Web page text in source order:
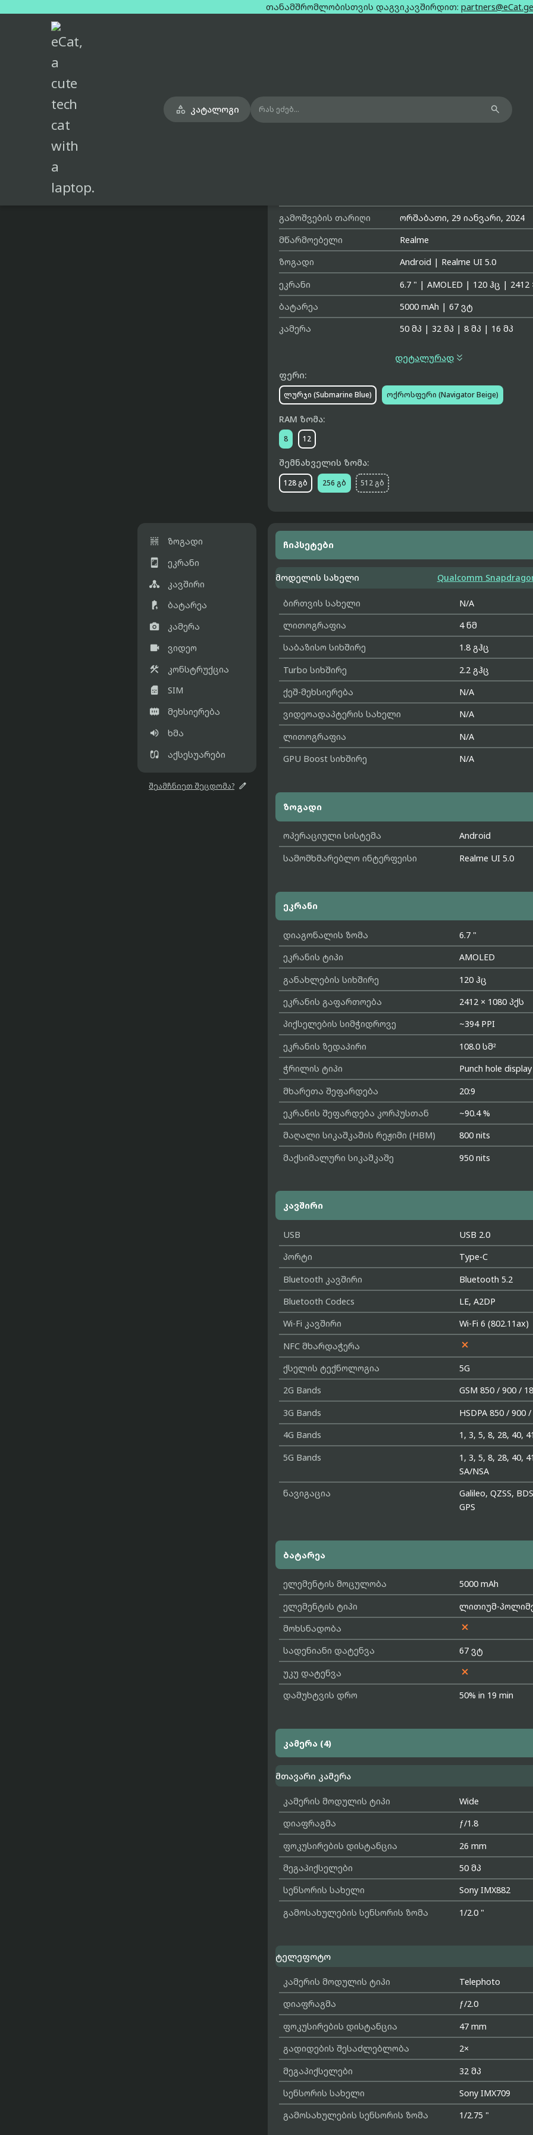
თანამშრომლობისთვის დაგვიკავშირდით: partners@eCat.ge
 კატალოგი 
მთავარი
 
გამოშვების თარიღი
ორშაბათი, 29 იანვარი, 2024
მწარმოებელი
Realme
ზოგადი
Android | Realme UI 5.0
ეკრანი
6.7 " |AMOLED | 120 ჰც | 2412
ბატარეა
5000 mAh |67 ვტ
კამერა
50 მპ |32 მპ |8 მპ | 16 მპ
დეტალურად
ფერი:
ლურჯი (Submarine Blue) ოქროსფერი (Navigator Beige)
RAM ზომა:
8 12
შემნახველის ზომა:
128 გბ 256 გბ 512 გბ
 ზოგადი
 ეკრანი
 კავშირი
 ბატარეა
 კამერა
 ვიდეო
 კონსტრუქცია
 SIM
 მეხსიერება
 ხმა
 აქსესუარები
შეამჩნიეთ შეცდომა? 
ჩიპსეტები
მოდელის სახელი Qualcomm
ბირთვის სახელი
N/A
ლითოგრაფია
4 ნმ
საბაზისო სიხშირე
1.8 გჰც
Turbo სიხშირე
2.2 გჰც
ქეშ-მეხსიერება
N/A
ვიდეოადაპტერის სახელი
N/A
ლითოგრაფია
N/A
GPU Boost სიხშირე
N/A
ზოგადი
ოპერაციული სისტემა
Android
სამომხმარებლო ინტერფეისი
Realme UI 5.0
ეკრანი
დიაგონალის ზომა
6.7 "
ეკრანის ტიპი
AMOLED
განახლების სიხშირე
120 ჰც
ეკრანის გაფართოება
2412 × 1080 პქს
პიქსელების სიმჭიდროვე
~394 PPI
ეკრანის ზედაპირი
108.0 სმ²
ჭრილის ტიპი
Punch hole display
მხარეთა შეფარდება
20:9
ეკრანის შეფარდება კორპუსთან
~90.4 %
მაღალი სიკაშკაშის რეჟიმი (HBM)
800 nits
მაქსიმალური სიკაშკაშე
950 nits
კავშირი
USB
USB 2.0
პორტი
Type-C
Bluetooth კავშირი
Bluetooth 5.2
Bluetooth Codecs
LE, A2DP
Wi-Fi კავშირი
Wi-Fi 6 (802.11ax)
NFC მხარდაჭერა

ქსელის ტექნოლოგია
5G
2G Bands
GSM 850 / 900 /
3G Bands
HSDPA 850 / 900
4G Bands
1, 3, 5, 8, 28, 40, 41
5G Bands
1, 3, 5, 8, 28, 40,
SA/NSA
ნავიგაცია
Galileo, QZSS,
GPS
ბატარეა
ელემენტის მოცულობა
5000 mAh
ელემენტის ტიპი
ლითიუმ-
მოხსნადობა

სადენიანი დატენვა
67 ვტ
უკუ დატენვა

დამუხტვის დრო 50% in 19 min
კამერა (4)
მთავარი კამერა
კამერის მოდულის ტიპი
Wide
დიაფრაგმა
ƒ/1.8
ფოკუსირების დისტანცია
26 mm
მეგაპიქსელები
50 მპ
სენსორის სახელი
Sony IMX882
გამოსახულების სენსორის ზომა
1/2.0 "
ტელეფოტო
კამერის მოდულის ტიპი
Telephoto
დიაფრაგმა
ƒ/2.0
ფოკუსირების დისტანცია
47 mm
გადიდების შესაძლებლობა
2×
მეგაპიქსელები
32 მპ
სენსორის სახელი
Sony IMX709
გამოსახულების სენსორის ზომა
1/2.75 "